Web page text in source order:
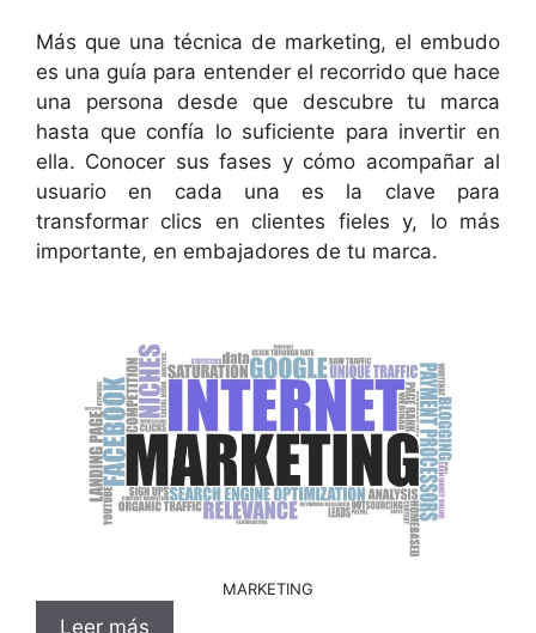
Más que una técnica de marketing, el embudo
es una guía para entender el recorrido que hace
una persona desde que descubre tu marca
hasta que confía lo suficiente para invertir en
ella. Conocer sus fases y cómo acompañar al
usuario en cada una es la clave para
transformar clics en clientes fieles y, lo más
importante, en embajadores de tu marca.
MARKETING
Leer más